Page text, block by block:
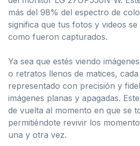
más del 98% del espectro de
significa que tus fotos y videos
como fueron capturados.
Ya sea que estés viendo
o retratos llenos de matices,
representado con precisión y
imágenes planas y apagadas.
de vuelta al momento en que se
permitiéndote revivir los
una y otra vez.